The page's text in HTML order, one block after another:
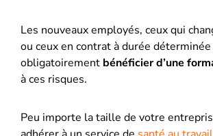
Les nouveaux employés, ceux qui
ou ceux en contrat à durée
obligatoirement bénéficier d’une
à ces risques.
Peu importe la taille de votre